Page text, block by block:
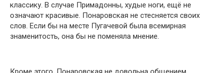
классику. В случае Примадонны, худые ноги, ещё не
означают красивые. Понаровская не стесняется своих
слов. Если бы на месте Пугачевой была всемирная
знаменитость, она бы не поменяла мнение.